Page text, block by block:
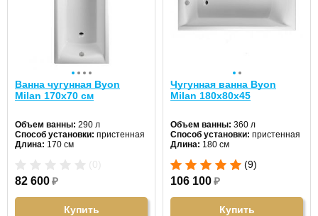
Ванна чугунная Byon
Milan 170x70 см
Объем ванны: 290 л
Способ установки: пристенная
Длина: 170 см
Форма:прямоугольная
Материал:
82 600₽
Купить
Чугунная ванна Byon
Milan 180x80x45
Объем ванны: 360 л
Способ установки: пристенная
Длина: 180 см
Цвет:белый
Форма:прямоугольная
Материал:чугун
(9)
106 100₽
Купить